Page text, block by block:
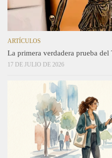
ARTÍCULOS
La primera verdadera prueba
17 DE JULIO DE 2026